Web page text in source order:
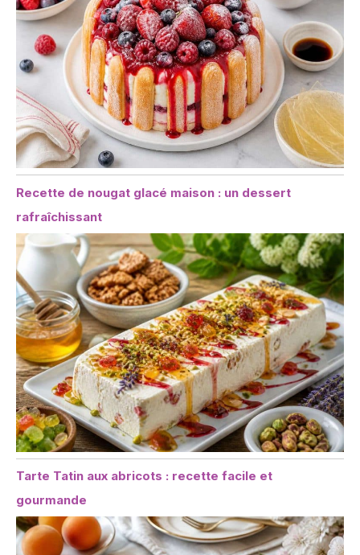
Recette de nougat glacé maison : un dessert
rafraîchissant
Tarte Tatin aux abricots : recette facile et
gourmande